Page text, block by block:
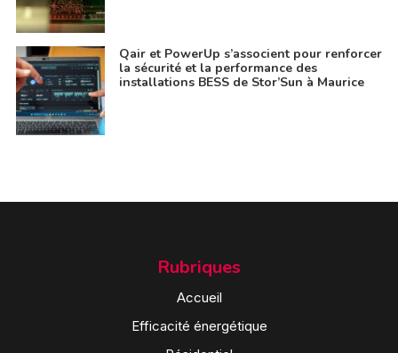
Qair et PowerUp s’associent pour renforcer
la sécurité et la performance des
installations BESS de Stor’Sun à Maurice
Rubriques
Accueil
Efficacité énergétique